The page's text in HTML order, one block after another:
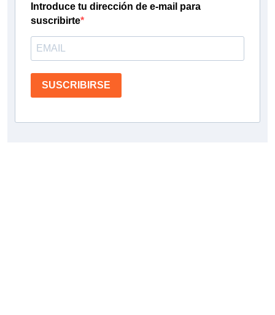
Introduce tu dirección de e-mail para
suscribirte
SUSCRIBIRSE